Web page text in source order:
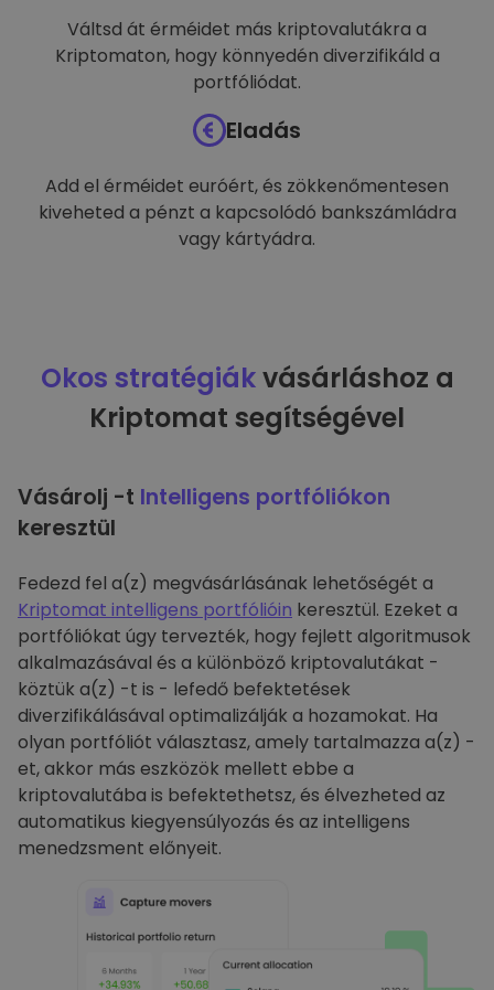
Váltsd át érméidet más kriptovalutákra a
Kriptomaton, hogy könnyedén diverzifikáld a
portfóliódat.
Eladás
Add el érméidet euróért, és zökkenőmentesen
kiveheted a pénzt a kapcsolódó bankszámládra
vagy kártyádra.
Okos stratégiákvásárláshoz a
Kriptomat segítségével
Vásárolj -t Intelligens portfóliókon
keresztül
Fedezd fel a(z) megvásárlásának lehetőségét a
Kriptomat intelligens portfólióin keresztül. Ezeket a
portfóliókat úgy tervezték, hogy fejlett algoritmusok
alkalmazásával és a különböző kriptovalutákat -
köztük a(z) -t is - lefedő befektetések
diverzifikálásával optimalizálják a hozamokat. Ha
olyan portfóliót választasz, amely tartalmazza a(z) -
et, akkor más eszközök mellett ebbe a
kriptovalutába is befektethetsz, és élvezheted az
automatikus kiegyensúlyozás és az intelligens
menedzsment előnyeit.